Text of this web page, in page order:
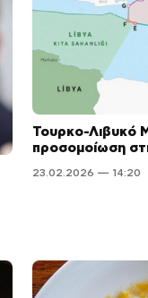
Τουρκο-Λιβυκό
προσομοίωση
23.02.2026 — 14:20